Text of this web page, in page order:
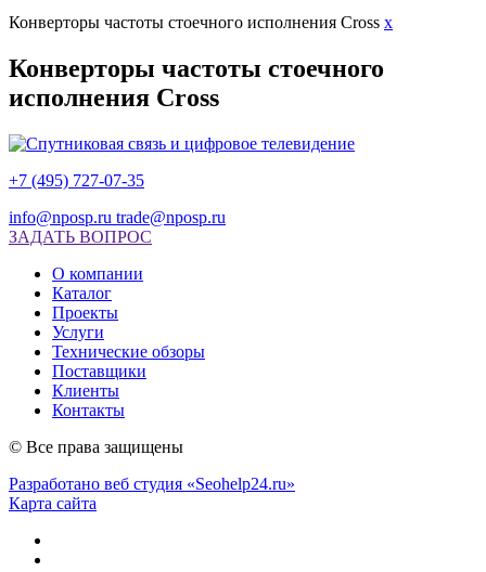
Конверторы частоты стоечного исполнения Cross x
Конверторы частоты стоечного
исполнения Cross
+7 (495) 727-07-35
info@nposp.ru trade@nposp.ru
ЗАДАТЬ ВОПРОС
О компании
Каталог
Проекты
Услуги
Технические обзоры
Поставщики
Клиенты
Контакты
© Все права защищены
Разработано веб студия «Seohelp24.ru»
Карта сайта